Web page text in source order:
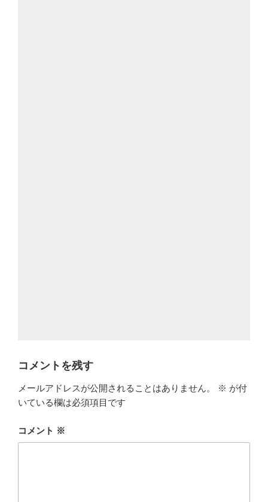
コメントを残す
メールアドレスが公開されることはありません。 ※ が付
いている欄は必須項目です
コメント ※